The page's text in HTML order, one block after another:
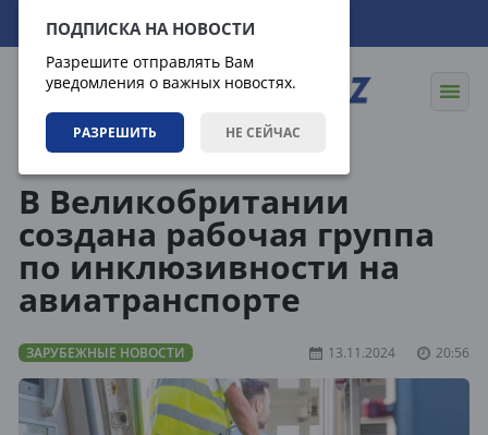
ПОДПИСКА НА НОВОСТИ
Разрешите отправлять Вам
уведомления о важных новостях.
РАЗРЕШИТЬ НЕ СЕЙЧАС
07.08.2026 15:14:59
В Великобритании
создана рабочая группа
по инклюзивности на
авиатранспорте
ЗАРУБЕЖНЫЕ НОВОСТИ 13.11.2024 20:56